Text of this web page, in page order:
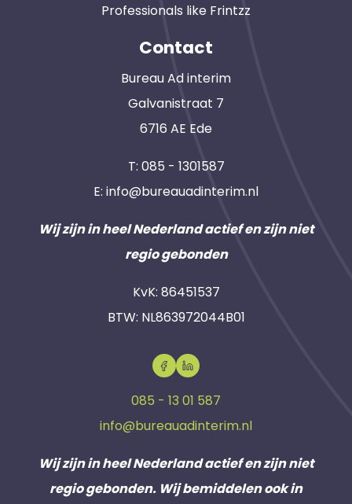
Professionals like Frintzz
Contact
Bureau Ad interim
Galvanistraat 7
6716 AE Ede
T: 085 - 1301587
E: info@bureauadinterim.nl
Wij zijn in heel Nederland actief en zijn niet
regio gebonden
KvK: 86451537
BTW: NL863972044B01
085 - 13 01 587
info@bureauadinterim.nl
Wij zijn in heel Nederland actief en zijn niet
regio gebonden. Wij bemiddelen ook in